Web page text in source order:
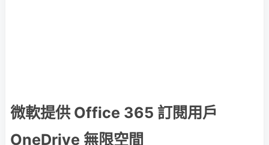
微軟提供 Office 365 訂閱用戶
OneDrive 無限空間